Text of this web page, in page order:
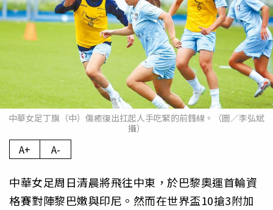
中華女足丁旗（中）傷癒復出扛起人手吃緊的前鋒線。（圖／李弘斌
攝）
A+ A-
中華女足周日清晨將飛往中東，於巴黎奧運首輪資
格賽對陣黎巴嫩與印尼。然而在世界盃10搶3附加